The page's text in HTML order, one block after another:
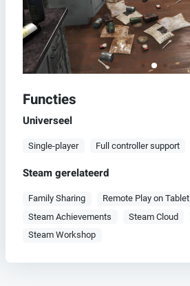
Functies
Universeel
Single-player Full controller support
Steam gerelateerd
Family Sharing
Remote Play on Tablet
Steam Achievements
Steam Cloud
Steam Workshop